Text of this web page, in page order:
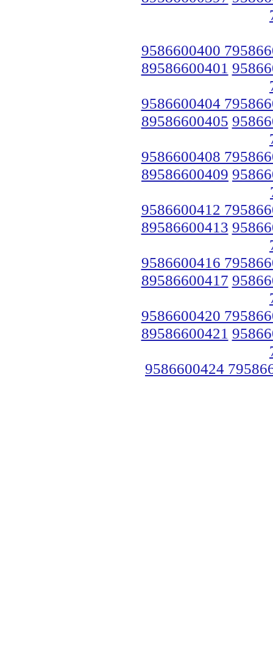
9586600400
89586600401
9586600404
89586600405
9586600408
89586600409
9586600412
89586600413
9586600416
89586600417
9586600420
89586600421
9586600424